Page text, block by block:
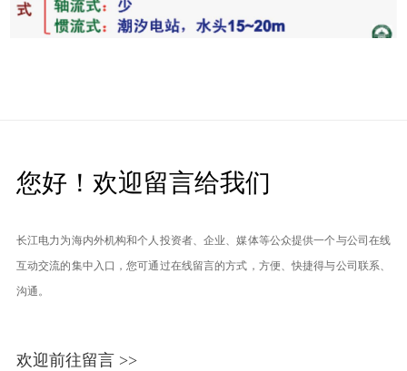
您好！欢迎留言给我们
长江电力为海内外机构和个人投资者、企业、媒体等公众提供一个与公司在线
互动交流的集中入口，您可通过在线留言的方式，方便、快捷得与公司联系、
沟通。
欢迎前往留言 >>